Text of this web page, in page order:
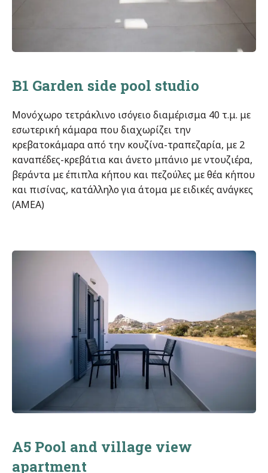
B1 Garden side pool studio
Μονόχωρο τετράκλινο ισόγειο διαμέρισμα 40 τ.μ. με
εσωτερική κάμαρα που διαχωρίζει την
κρεβατοκάμαρα από την κουζίνα-τραπεζαρία, με 2
καναπέδες-κρεβάτια και άνετο μπάνιο με ντουζιέρα,
βεράντα με έπιπλα κήπου και πεζούλες με θέα κήπου
και πισίνας, κατάλληλο για άτομα με ειδικές ανάγκες
(ΑΜΕΑ)
A5 Pool and village view
apartment